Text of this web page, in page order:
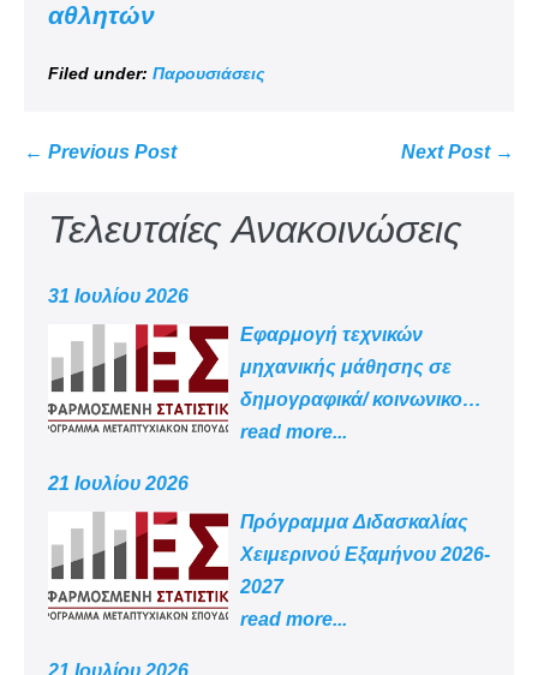
αθλητών
Filed under: Παρουσιάσεις
← Previous Post Next Post →
Τελευταίες Ανακοινώσεις
31 Ιουλίου 2026
Εφαρμογή τεχνικών
μηχανικής μάθησης σε
δημογραφικά/ κοινωνικο
-οικονομικά δεδομένα
read more...
21 Ιουλίου 2026
Πρόγραμμα Διδασκαλίας
Χειμερινού Εξαμήνου 2026-
2027
read more...
21 Ιουλίου 2026